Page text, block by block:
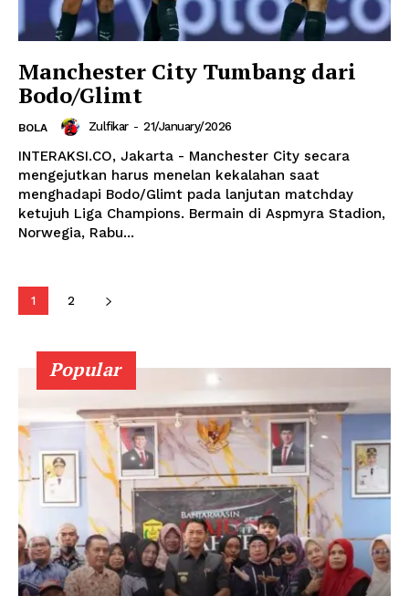
Manchester City Tumbang dari
Bodo/Glimt
BOLA Zulfikar - 21/January/2026
INTERAKSI.CO, Jakarta - Manchester City secara
mengejutkan harus menelan kekalahan saat
menghadapi Bodo/Glimt pada lanjutan matchday
ketujuh Liga Champions. Bermain di Aspmyra Stadion,
Norwegia, Rabu...
1 2
Popular